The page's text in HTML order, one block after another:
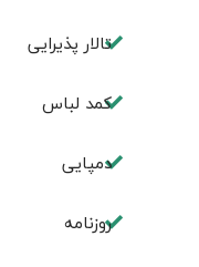
تالار پذیرایی
کمد لباس
دمپایی
روزنامه